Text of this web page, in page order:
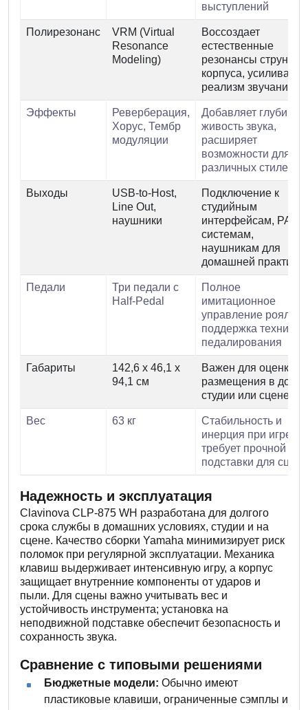
выступлений
Полирезонанс
VRM (Virtual
Resonance
Modeling)
Воссоздает
естественные
резонансы струн и
корпуса, усиливает
реализм звучания
Эффекты
Реверберация,
Хорус, Тембр
модуляции
Добавляет глубину и
живость звука,
расширяет
возможности для
различных стилей
Выходы
USB-to-Host,
Line Out,
наушники
Подключение к
студийным
интерфейсам, PA-
системам,
наушникам для
домашней практики
Педали
Три педали с
Half-Pedal
Полное
имитационное
управление роялем,
поддержка техники
педалирования
Габариты
142,6 x 46,1 x
94,1 см
Важен для оценки
размещения в доме,
студии или сцене
Вес 63 кг
Стабильность и
инерция при игре,
требует прочной
подставки для
Надежность и эксплуатация
Clavinova CLP-875 WH разработана для долгого
срока службы в домашних условиях, студии и на
сцене. Качество сборки Yamaha минимизирует риск
поломок при регулярной эксплуатации. Механика
клавиш выдерживает интенсивную игру, а корпус
защищает внутренние компоненты от ударов и
пыли. Для сцены важно учитывать вес и
устойчивость инструмента; установка на
неподвижной подставке обеспечит безопасность и
сохранность звука.
Сравнение с типовыми решениями
Бюджетные модели: Обычно имеют
пластиковые клавиши, ограниченные сэмплы и